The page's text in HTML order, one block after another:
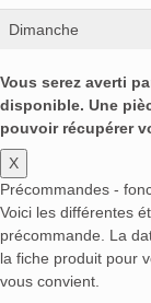
Dimanche
Vous serez averti
disponible. Une
pouvoir récupérer
X
Précommandes -
Voici les différentes
précommande. La
la fiche produit pour
vous convient.